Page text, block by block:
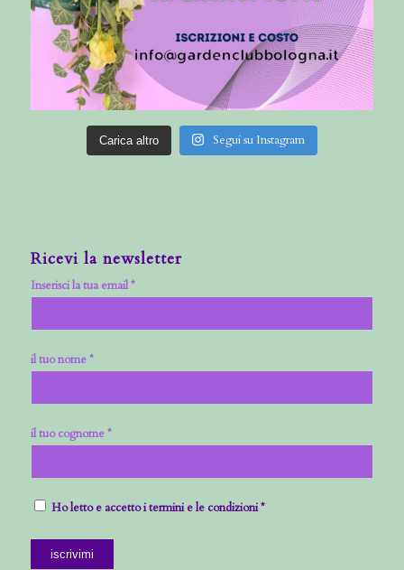
Carica altro Segui su Instagram
Ricevi la newsletter
Inserisci la tua email *
il tuo nome *
il tuo cognome *
Ho letto e accetto i termini e le condizioni *